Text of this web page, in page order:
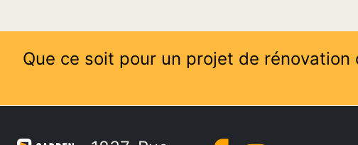
Que ce soit pour un projet de